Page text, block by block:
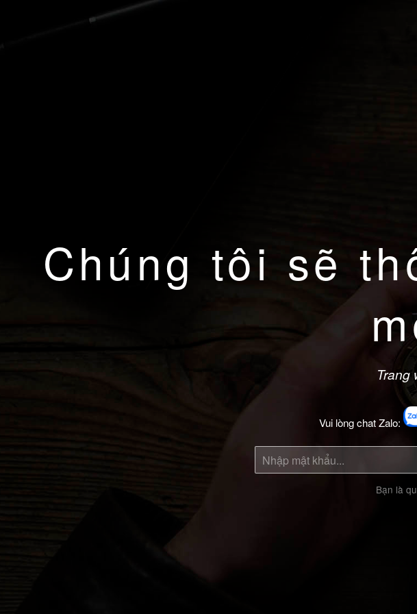
Chúng tôi sẽ
Trang
Vui lòng chat Zalo:
Bạn là